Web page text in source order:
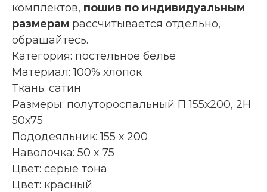
комплектов, пошив по индивидуальным
размерам рассчитывается отдельно,
обращайтесь.
Категория: постельное белье
Материал: 100% хлопок
Ткань: сатин
Размеры: полутороспальный П 155х200, 2Н
50х75
Пододеяльник: 155 х 200
Наволочка: 50 х 75
Цвет: серые тона
Цвет: красный